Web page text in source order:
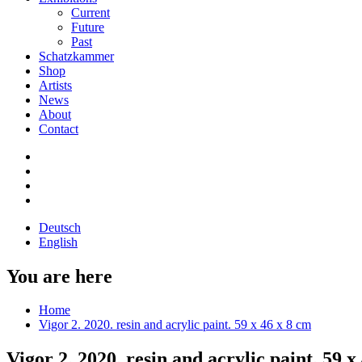
Current
Future
Past
Schatzkammer
Shop
Artists
News
About
Contact
Deutsch
English
You are here
Home
Vigor 2. 2020. resin and acrylic paint. 59 x 46 x 8 cm